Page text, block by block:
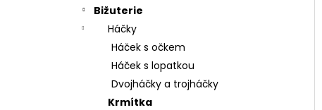
Bižuterie
Háčky
Háček s očkem
Háček s lopatkou
Dvojháčky a trojháčky
Krmítka